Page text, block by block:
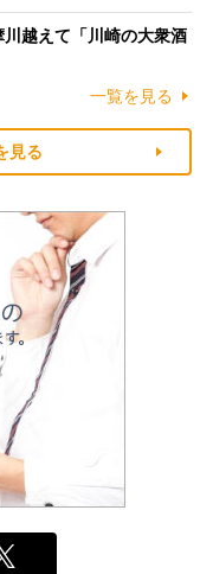
川越えて「川崎の大衆酒
一覧を見る
見る